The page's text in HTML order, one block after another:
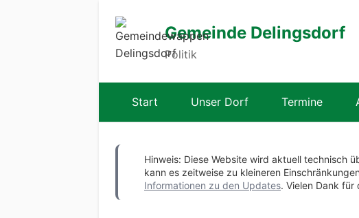
Gemeinde Delingsdorf
Politik
Start Unser Dorf Termine
Hinweis: Diese Website wird aktuell technisch
kann es zeitweise zu kleineren
Informationen zu den Updates. Vielen Dank für